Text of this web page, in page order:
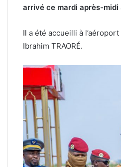
arrivé ce mardi après-midi
Il a été accueilli à
Ibrahim TRAORÉ.